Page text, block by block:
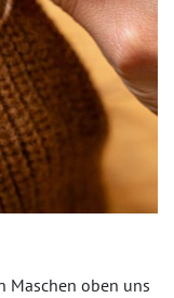
Maschen oben uns